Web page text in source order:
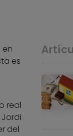
en
es
real
del